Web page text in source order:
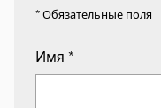
* Обязательные поля
Имя *